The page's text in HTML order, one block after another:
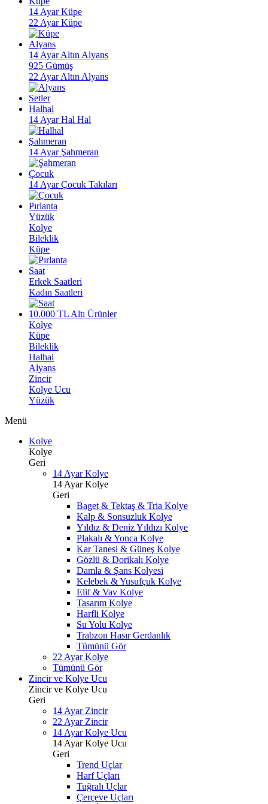
14 Ayar Küpe
22 Ayar Küpe
Alyans
14 Ayar Altın Alyans
925 Gümüş
22 Ayar Altın Alyans
Setler
Halhal
14 Ayar Hal Hal
Şahmeran
14 Ayar Şahmeran
Çocuk
14 Ayar Çocuk Takıları
Pırlanta
Yüzük
Kolye
Bileklik
Küpe
Saat
Erkek Saatleri
Kadın Saatleri
10.000 TL Altı Ürünler
Kolye
Küpe
Bileklik
Halhal
Alyans
Zincir
Kolye Ucu
Yüzük
Menü
Kolye
Kolye
Geri
14 Ayar Kolye
14 Ayar Kolye
Geri
Baget & Tektaş & Tria Kolye
Kalp & Sonsuzluk Kolye
Yıldız & Deniz Yıldızı Kolye
Plakalı & Yonca Kolye
Kar Tanesi & Güneş Kolye
Gözlü & Dorikalı Kolye
Damla & Şans Kolyesi
Kelebek & Yusufçuk Kolye
Elif & Vav Kolye
Tasarım Kolye
Harfli Kolye
Su Yolu Kolye
Trabzon Hasır Gerdanlık
Tümünü Gör
22 Ayar Kolye
Tümünü Gör
Zincir ve Kolye Ucu
Zincir ve Kolye Ucu
Geri
14 Ayar Zincir
22 Ayar Zincir
14 Ayar Kolye Ucu
14 Ayar Kolye Ucu
Geri
Trend Uçlar
Harf Uçları
Tuğralı Uçlar
Çerçeve Uçları